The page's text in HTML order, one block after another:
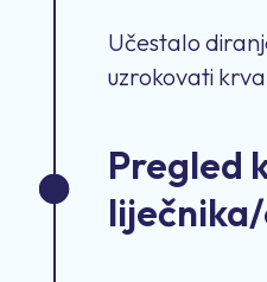
Učestalo
uzrokovati
Pregled